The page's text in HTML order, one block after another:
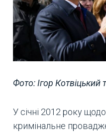
Фото: Ігор
У січні 2012 року
кримінальне